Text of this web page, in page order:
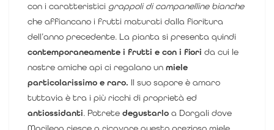
con i caratteristici grappoli di campanelline bianche
che affiancano i frutti maturati dalla fioritura
dell’anno precedente. La pianta si presenta quindi
contemporaneamente i frutti e con i fiori da cui le
nostre amiche api ci regalano un miele
particolarissimo e raro. Il suo sapore è amaro
tuttavia è tra i più ricchi di proprietà ed
antiossidanti. Potrete degustarlo a Dorgali dove